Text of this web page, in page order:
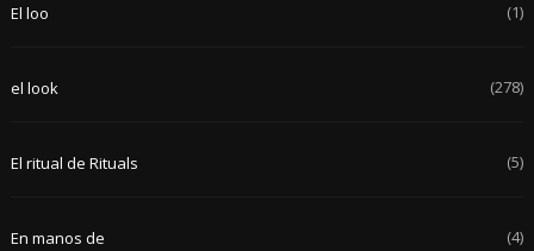
El loo (1)
el look (278)
El ritual de Rituals (5)
En manos de (4)